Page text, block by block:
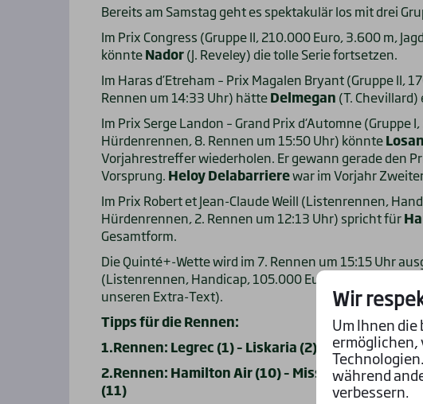
Bereits am Samstag geht es spektakulär los mit drei
Im Prix Congress (Gruppe II, 210.000 Euro, 3.600 m,
könnteNador(J. Reveley) die tolle Serie fortsetzen.
Im Haras d’Etreham – Prix Magalen Bryant (Gruppe II,
Rennen um 14:33 Uhr) hätteDelmegan (T.
Im Prix Serge Landon – Grand Prix d‘Automne (Gruppe
Hürdenrennen, 8. Rennen um 15:50 Uhr) könnte
Vorjahrestreffer wiederholen. Er gewann gerade den
Vorsprung. Heloy Delabarrierewar im Vorjahr
Im Prix Robert et Jean-Claude Weill (Listenrennen,
Hürdenrennen, 2. Rennen um 12:13 Uhr) spricht für
Gesamtform.
Die Quinté+-Wette wird im 7. Rennen um 15:15 Uhr
(Listenrennen, Handicap, 105.000 Euro, 4.300 m,
unseren Extra-Text).
Tipps für die Rennen:
1.Rennen: Legrec (1) – Liskaria (2) – Lazone Mome
2.Rennen: Hamilton Air (10) – Miss des Boullats
(11)
Wir
Um Ihnen
ermöglichen,
während
verbessern.